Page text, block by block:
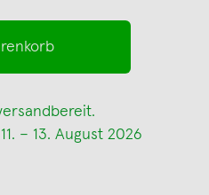
– 13. August 2026